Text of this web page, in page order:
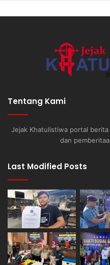
Tentang Kami
Jejak Khatulistiwa portal
dan
Last Modified Posts